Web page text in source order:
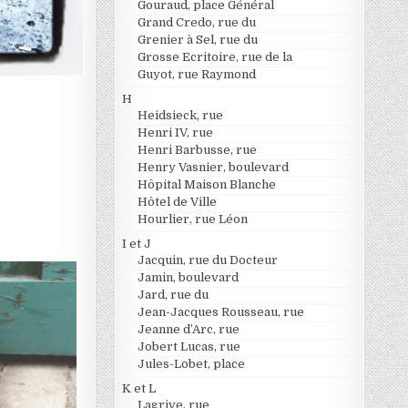
Gouraud, place Général
Grand Credo, rue du
Grenier à Sel, rue du
Grosse Ecritoire, rue de la
Guyot, rue Raymond
H
Heidsieck, rue
Henri IV, rue
Henri Barbusse, rue
Henry Vasnier, boulevard
Hôpital Maison Blanche
Hôtel de Ville
Hourlier, rue Léon
I et J
Jacquin, rue du Docteur
Jamin, boulevard
Jard, rue du
Jean-Jacques Rousseau, rue
Jeanne d’Arc, rue
Jobert Lucas, rue
Jules-Lobet, place
K et L
Lagrive, rue